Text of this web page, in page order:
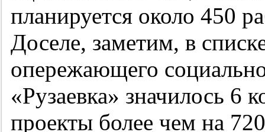
планируется около 450
Доселе, заметим, в
опережающего
«Рузаевка» значилось 6
проекты более чем на